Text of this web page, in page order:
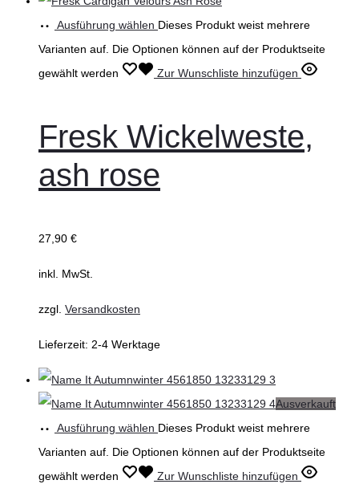
Ausführung wählen Dieses Produkt weist mehrere
Varianten auf. Die Optionen können auf der Produktseite
gewählt werden
Zur Wunschliste hinzufügen
Fresk Wickelweste,
ash rose
27,90 €
inkl. MwSt.
zzgl. Versandkosten
Lieferzeit: 2-4 Werktage
Ausverkauft
Ausführung wählen Dieses Produkt weist mehrere
Varianten auf. Die Optionen können auf der Produktseite
gewählt werden
Zur Wunschliste hinzufügen